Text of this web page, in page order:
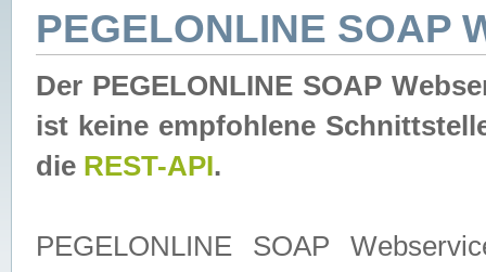
PEGELONLINE SOAP
Der PEGELONLINE SOAP
ist keine empfohlene
die REST-API.
PEGELONLINE SOAP